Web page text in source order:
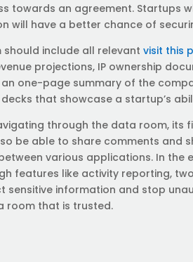
towards an agreement. Startups
will have a better chance of
should include all relevantvisit this
projections, IP ownership
one-page summary of the
that showcase a startup’s
through the data room, its
be able to share comments and
various applications. In the
features like activity reporting,
sensitive information and stop
room that is trusted.